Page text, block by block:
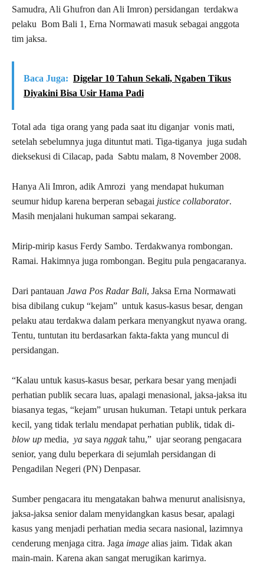
Samudra, Ali Ghufron dan Ali Imron) persidangan terdakwa
pelaku Bom Bali 1, Erna Normawati masuk sebagai anggota
tim jaksa.
Baca Juga: Digelar 10 Tahun Sekali, Ngaben Tikus
Diyakini Bisa Usir Hama Padi
Total ada tiga orang yang pada saat itu diganjar vonis mati,
setelah sebelumnya juga dituntut mati. Tiga-tiganya juga sudah
dieksekusi di Cilacap, pada Sabtu malam, 8 November 2008.
Hanya Ali Imron, adik Amrozi yang mendapat hukuman
seumur hidup karena berperan sebagai justice collaborator.
Masih menjalani hukuman sampai sekarang.
Mirip-mirip kasus Ferdy Sambo. Terdakwanya rombongan.
Ramai. Hakimnya juga rombongan. Begitu pula pengacaranya.
Dari pantauan Jawa Pos Radar Bali, Jaksa Erna Normawati
bisa dibilang cukup “kejam” untuk kasus-kasus besar, dengan
pelaku atau terdakwa dalam perkara menyangkut nyawa orang.
Tentu, tuntutan itu berdasarkan fakta-fakta yang muncul di
persidangan.
“Kalau untuk kasus-kasus besar, perkara besar yang menjadi
perhatian publik secara luas, apalagi menasional, jaksa-jaksa itu
biasanya tegas, “kejam” urusan hukuman. Tetapi untuk perkara
kecil, yang tidak terlalu mendapat perhatian publik, tidak di-
blow up media, ya saya nggaktahu,” ujar seorang pengacara
senior, yang dulu beperkara di sejumlah persidangan di
Pengadilan Negeri (PN) Denpasar.
Sumber pengacara itu mengatakan bahwa menurut analisisnya,
jaksa-jaksa senior dalam menyidangkan kasus besar, apalagi
kasus yang menjadi perhatian media secara nasional, lazimnya
cenderung menjaga citra. Jaga image alias jaim. Tidak akan
main-main. Karena akan sangat merugikan karirnya.